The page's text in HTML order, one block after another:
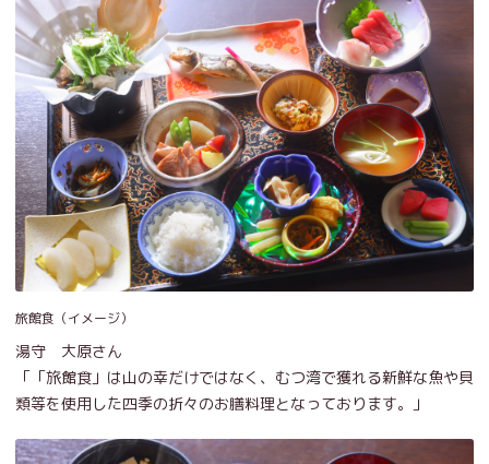
旅館食（イメージ）
湯守 大原さん
「「旅館食」は山の幸だけではなく、むつ湾で獲れる新鮮な魚や貝
類等を使用した四季の折々のお膳料理となっております。」